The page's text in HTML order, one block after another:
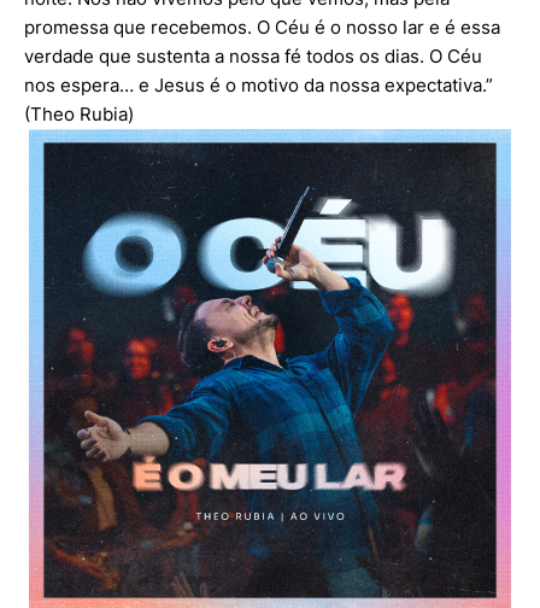
promessa que recebemos. O Céu é o nosso lar e é essa
verdade que sustenta a nossa fé todos os dias. O Céu
nos espera… e Jesus é o motivo da nossa expectativa.”
(Theo Rubia)